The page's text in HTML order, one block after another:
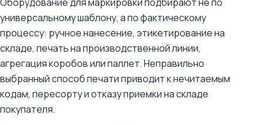
универсальному шаблону, а по фактическому
процессу: ручное нанесение, этикетирование на
складе, печать на производственной линии,
агрегация коробов или паллет. Неправильно
выбранный способ печати приводит к нечитаемым
кодам, пересорту и отказу приемки на складе
покупателя.